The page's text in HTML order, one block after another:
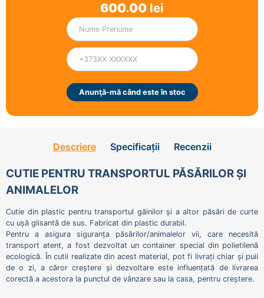
600.00 lei
Anunţă-mă când este în stoc
Descriere Specificații Recenzii
CUTIE PENTRU TRANSPORTUL PĂSĂRILOR ȘI
ANIMALELOR
Cutie din plastic pentru transportul găinilor și a altor păsări de curte
cu ușă glisantă de sus. Fabricat din plastic durabil.
Pentru a asigura siguranța păsărilor/animalelor vii, care necesită
transport atent, a fost dezvoltat un container special din polietilenă
ecologică. În cutii realizate din acest material, pot fi livrați chiar și puii
de o zi, a căror creștere și dezvoltare este influențată de livrarea
corectă a acestora la punctul de vânzare sau la casa, pentru creștere.